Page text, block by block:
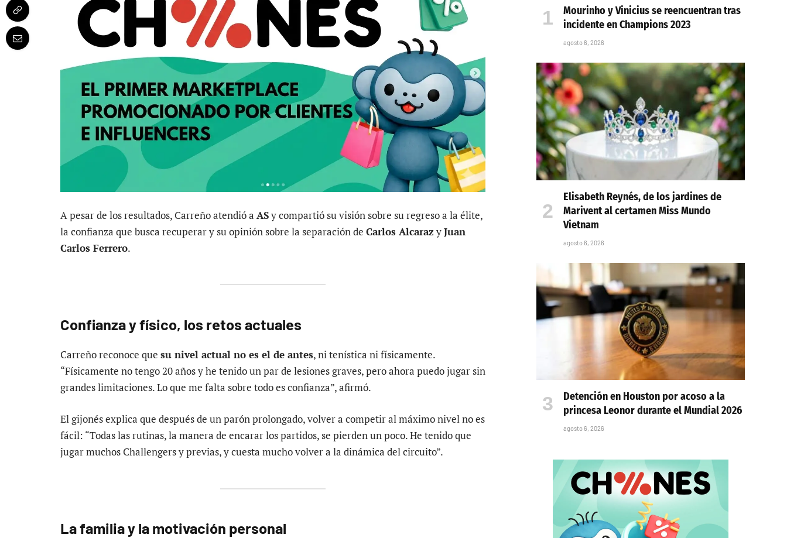
A pesar de los resultados, Carreño atendió a ASy compartió su visión sobre su regreso a la élite,
la confianza que busca recuperar y su opinión sobre la separación de Carlos AlcarazyJuan
Carlos Ferrero.
Confianza y físico, los retos actuales
Carreño reconoce que su nivel actual no es el de antes, ni tenística ni físicamente.
“Físicamente no tengo 20 años y he tenido un par de lesiones graves, pero ahora puedo jugar sin
grandes limitaciones. Lo que me falta sobre todo es confianza”, afirmó.
El gijonés explica que después de un parón prolongado, volver a competir al máximo nivel no es
fácil: “Todas las rutinas, la manera de encarar los partidos, se pierden un poco. He tenido que
jugar muchos Challengers y previas, y cuesta mucho volver a la dinámica del circuito”.
La familia y la motivación personal
Mourinho y Vinicius se reencuentran tras
incidente en Champions 2023
agosto 6, 2026
Elisabeth Reynés, de los jardines de
Marivent al certamen Miss Mundo
Vietnam
agosto 6, 2026
Detención en Houston por acoso a la
princesa Leonor durante el Mundial 2026
agosto 6, 2026